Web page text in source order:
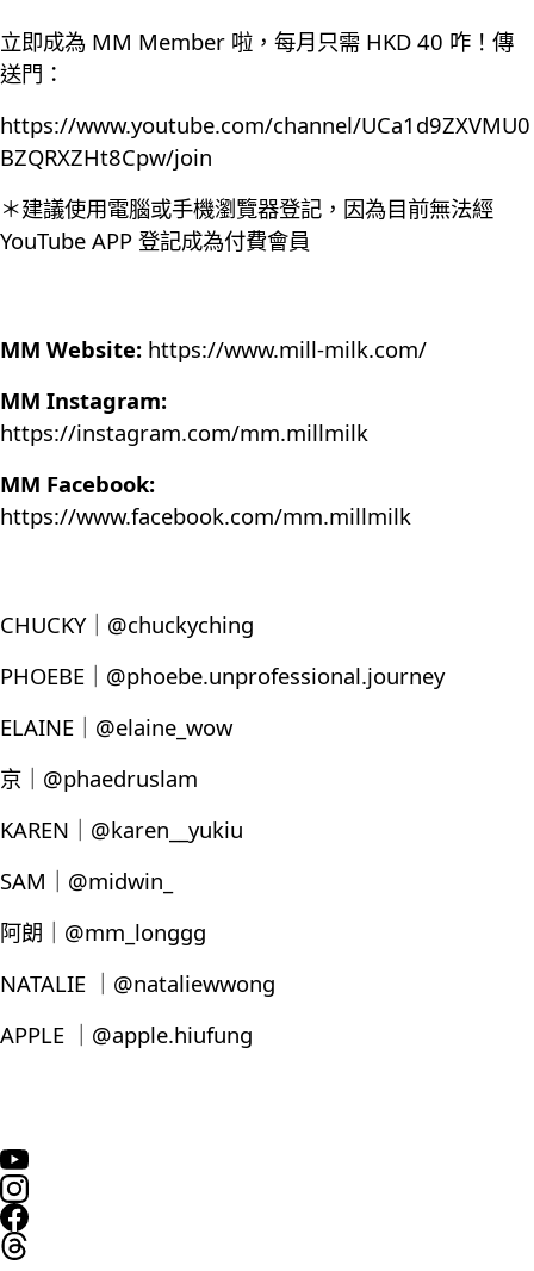
立即成為 MM Member 啦，每月只需 HKD 40 咋！傳
送門：
https://www.youtube.com/channel/UCa1d9ZXVMU0
BZQRXZHt8Cpw/join
＊建議使用電腦或手機瀏覽器登記，因為目前無法經
YouTube APP 登記成為付費會員
MM Website: https://www.mill-milk.com/
MM Instagram:
https://instagram.com/mm.millmilk
MM Facebook:
https://www.facebook.com/mm.millmilk
CHUCKY｜@chuckyching
PHOEBE｜@phoebe.unprofessional.journey
ELAINE｜@elaine_wow
京｜@phaedruslam
KAREN｜@karen__yukiu
SAM｜@midwin_
阿朗｜@mm_longgg
NATALIE ｜@nataliewwong
APPLE ｜@apple.hiufung